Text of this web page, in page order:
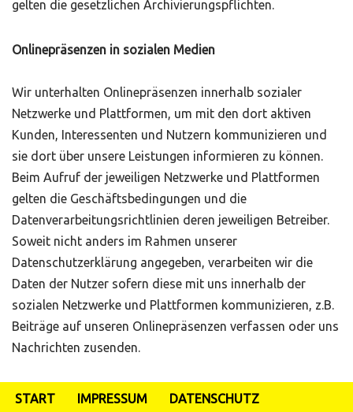
gelten die gesetzlichen Archivierungspflichten.
Onlinepräsenzen in sozialen Medien
Wir unterhalten Onlinepräsenzen innerhalb sozialer
Netzwerke und Plattformen, um mit den dort aktiven
Kunden, Interessenten und Nutzern kommunizieren und
sie dort über unsere Leistungen informieren zu können.
Beim Aufruf der jeweiligen Netzwerke und Plattformen
gelten die Geschäftsbedingungen und die
Datenverarbeitungsrichtlinien deren jeweiligen Betreiber.
Soweit nicht anders im Rahmen unserer
Datenschutzerklärung angegeben, verarbeiten wir die
Daten der Nutzer sofern diese mit uns innerhalb der
sozialen Netzwerke und Plattformen kommunizieren, z.B.
Beiträge auf unseren Onlinepräsenzen verfassen oder uns
Nachrichten zusenden.
START IMPRESSUM DATENSCHUTZ